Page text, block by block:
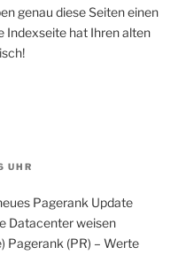
genau diese Seiten einen
Indexseite hat Ihren alten
UHR
Pagerank Update
Datacenter weisen
Pagerank (PR) – Werte